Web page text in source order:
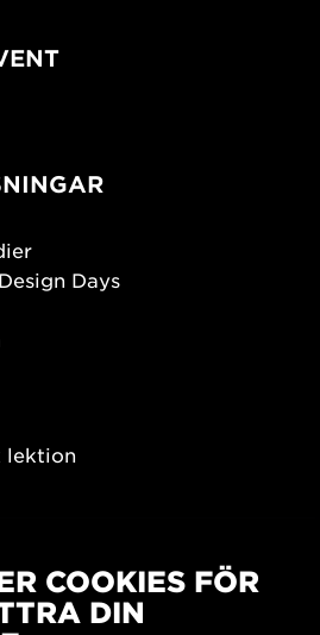
Days
lektion
COOKIES FÖR
DIN